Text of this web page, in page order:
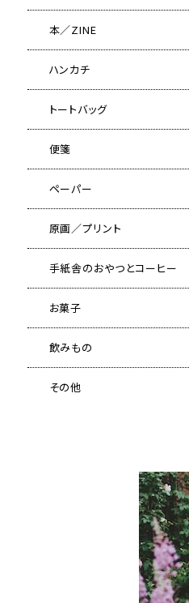
本／ZINE
ハンカチ
トートバッグ
便箋
ペーパー
原画／プリント
手紙舎のおやつとコーヒー
お菓子
飲みもの
その他